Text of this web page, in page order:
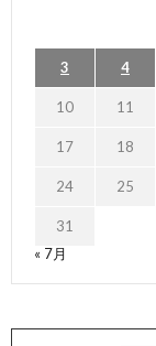
3 4
10 11
17 18
24 25
31
« 7月